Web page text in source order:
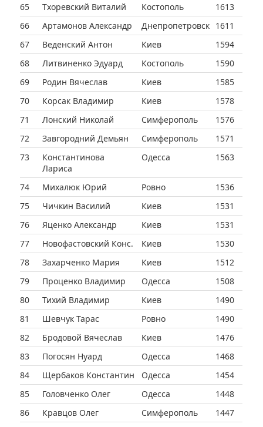
65 Тхоревский Виталий Костополь
1613
66
Артамонов Александр Днепропетровск 1611
67
Веденский Антон Киев
1594
68
Литвиненко Эдуард Костополь
1590
69
Родин Вячеслав Киев
1585
70
Корсак Владимир Киев
1578
71
Лонский Николай Симферополь
1576
72
Завгородний Демьян Симферополь
1571
73
Константинова
Лариса
Одесса 1563
74 Михалюк Юрий Ровно
1536
75
Чичкин Василий Киев
1531
76
Яценко Александр Киев
1531
77
Новофастовский Конс. Киев
1530
78
Захарченко Мария Киев
1512
79
Проценко Владимир Одесса
1508
80
Тихий Владимир Киев
1490
81
Шевчук Тарас Ровно
1490
82
Бродовой Вячеслав Киев
1476
83
Погосян Нуард Одесса
1468
84
Щербаков Константин Одесса
1454
85
Головченко Олег Одесса
1448
86
Кравцов Олег Симферополь
1447